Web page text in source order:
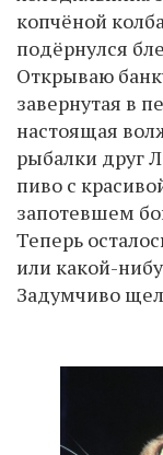
копчёной
подёрнулся
Открываю
завернутая в
настоящая
рыбалки друг
пиво с
запотевшем
Теперь
или какой-
Задумчиво